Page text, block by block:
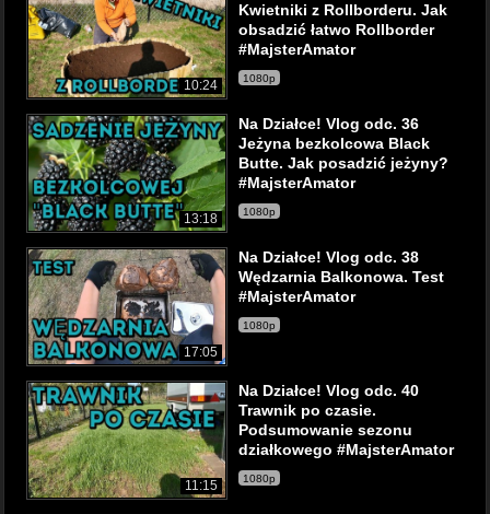
10:24
Kwietniki z Rollborderu. Jak
obsadzić łatwo Rollborder
#MajsterAmator
1080p
13:18
Na Działce! Vlog odc. 36
Jeżyna bezkolcowa Black
Butte. Jak posadzić jeżyny?
#MajsterAmator
1080p
17:05
Na Działce! Vlog odc. 38
Wędzarnia Balkonowa. Test
#MajsterAmator
1080p
11:15
Na Działce! Vlog odc. 40
Trawnik po czasie.
Podsumowanie sezonu
działkowego #MajsterAmator
1080p